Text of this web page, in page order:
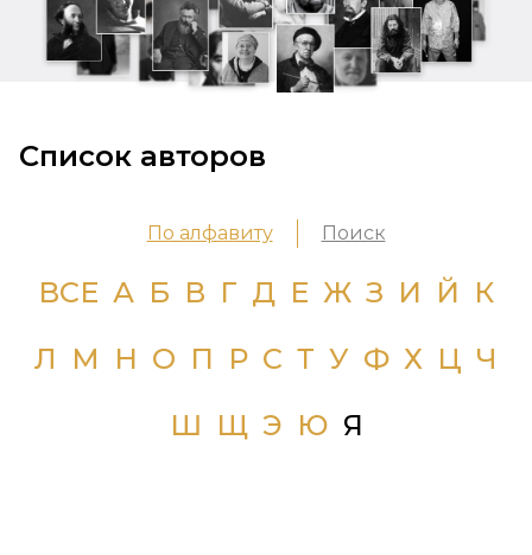
Список авторов
По алфавиту Поиск
ВСЕ А Б В Г Д Е Ж З И Й К
Л
М Н О П Р С Т У Ф Х Ц Ч
Ш Щ Э Ю Я